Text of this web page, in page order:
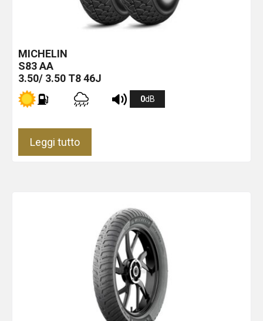
MICHELIN
S83AA
3.50/ 3.50 T8 46J
0dB
Leggi tutto